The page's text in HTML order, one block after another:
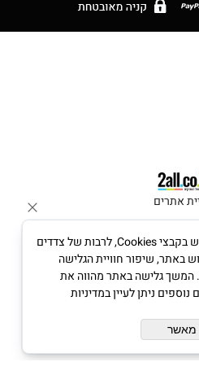
אתרים
לידיעתך, באתרנו נעשה שימוש בקבצי Cookies, לרבות של צדדים
באתר, שיפור חוויית הגלישה
המשך גלישה באתר מהווה את
ניתן לעיין במדיניות
מאשר